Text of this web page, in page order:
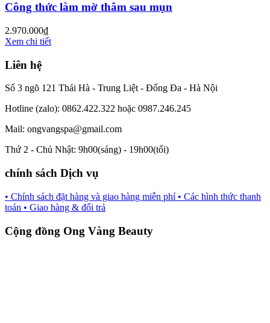
Công thức làm mờ thâm sau mụn
2.970.000₫
Xem chi tiết
Liên hệ
Số 3 ngõ 121 Thái Hà - Trung Liệt - Đống Đa - Hà Nội
Hotline (zalo): 0862.422.322 hoặc 0987.246.245
Mail: ongvangspa@gmail.com
Thứ 2 - Chủ Nhật: 9h00(sáng) - 19h00(tối)
chính sách Dịch vụ
• Chính sách đặt hàng và giao hàng miễn phí • Các hình thức thanh
toán • Giao hàng & đổi trả
Cộng đồng Ong Vàng Beauty